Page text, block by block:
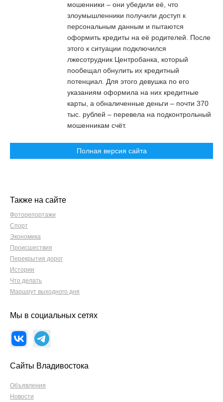
мошенники – они убедили её, что
злоумышленники получили доступ к
персональным данным и пытаются
оформить кредиты на её родителей. После
этого к ситуации подключился
лжесотрудник Центробанка, который
пообещал обнулить их кредитный
потенциал. Для этого девушка по его
указаниям оформила на них кредитные
карты, а обналиченные деньги – почти 370
тыс. рублей – перевела на подконтрольный
мошенникам счёт.
Полная версия сайта
Также на сайте
Фоторепортажи
Спорт
Экономика
Происшествия
Перекрытия дорог
Истории
Что делать
Маршрут выходного дня
Мы в социальных сетях
Сайты Владивостока
Объявления
Новости